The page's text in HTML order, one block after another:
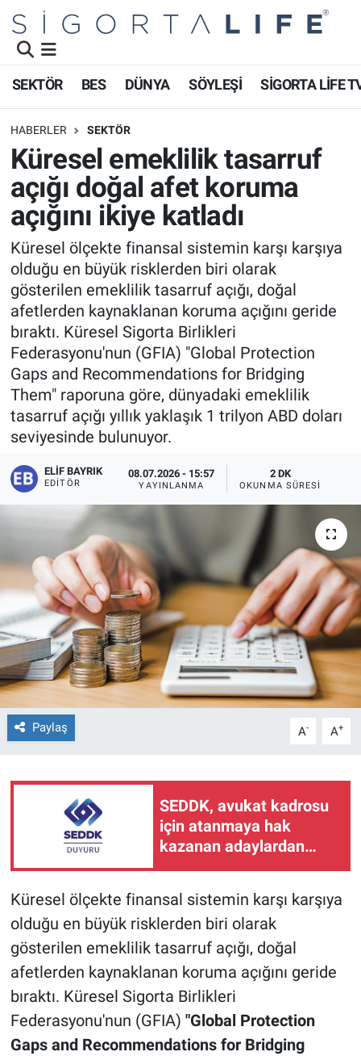
SEKTÖR BES DÜNYA SÖYLEŞİ SİGORTA LİFE
HABERLER SEKTÖR
Küresel emeklilik tasarruf
açığı doğal afet koruma
açığını ikiye katladı
Küresel ölçekte finansal sistemin karşı karşıya
olduğu en büyük risklerden biri olarak
gösterilen emeklilik tasarruf açığı, doğal
afetlerden kaynaklanan koruma açığını geride
bıraktı. Küresel Sigorta Birlikleri
Federasyonu'nun (GFIA) "Global Protection
Gaps and Recommendations for Bridging
Them" raporuna göre, dünyadaki emeklilik
tasarruf açığı yıllık yaklaşık 1 trilyon ABD doları
seviyesinde bulunuyor.
ELIF BAYRIK
EDITÖR
08.07.2026 - 15:57
YAYINLANMA
2 DK
OKUNMA SÜRESI
Paylaş A- A+
SEDDK, avukat kadrosu
için atanmaya hak
kazanan adaylardan
istenecek belgeleri
Küresel ölçekte finansal sistemin karşı karşıya
olduğu en büyük risklerden biri olarak
gösterilen emeklilik tasarruf açığı, doğal
afetlerden kaynaklanan koruma açığını geride
bıraktı. Küresel Sigorta Birlikleri
Federasyonu'nun (GFIA) "Global Protection
Gaps and Recommendations for Bridging
Namaz Vakitleri
Trafik Durumu
Süper Lig Puan Durumu ve Fikstür
Tüm Manşetler
Son Dakika Haberleri
Haber Arşivi